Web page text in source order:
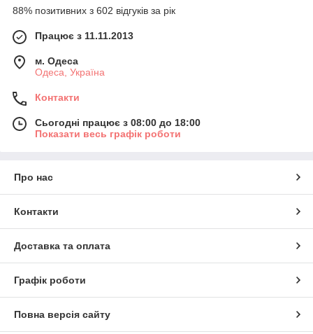
88% позитивних з 602 відгуків за рік
Працює з 11.11.2013
м. Одеса
Одеса, Україна
Контакти
Сьогодні працює з 08:00 до 18:00
Показати весь графік роботи
Про нас
Контакти
Доставка та оплата
Графік роботи
Повна версія сайту